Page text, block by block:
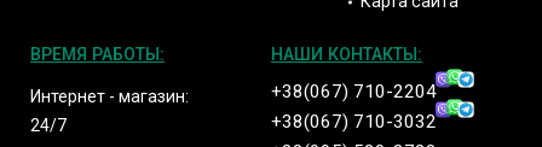
ВРЕМЯ РАБОТЫ:
Интернет - магазин:
24/7
НАШИ КОНТАКТЫ:
+38(067) 710-2204
+38(067) 710-3032